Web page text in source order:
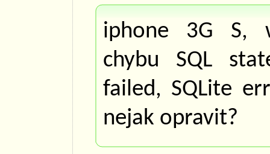
iphone 3G S,
chybu SQL
failed, SQLite
nejak opravit?